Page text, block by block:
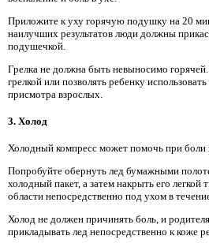
Приложите к уху горячую подушку на 20
наилучших результатов люди должны
подушечкой.
Грелка не должна быть невыносимо горячей.
грелкой или позволять ребенку
присмотра взрослых.
3. Холод
Холодный компресс может помочь при боли
Попробуйте обернуть лед бумажными
холодный пакет, а затем накрыть его легкой
области непосредственно под ухом в
Холод не должен причинять боль, и
прикладывать лед непосредственно к коже